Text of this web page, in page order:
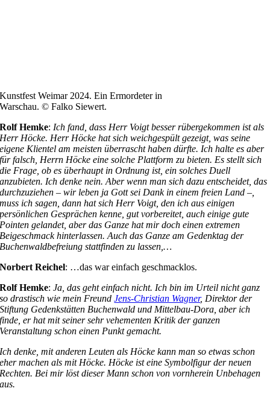
Kunstfest Weimar 2024. Ein Ermordeter in
Warschau. © Falko Siewert.
Rolf Hemke: Ich fand, dass Herr Voigt besser rübergekommen ist als
Herr Höcke. Herr Höcke hat sich weichgespült gezeigt, was seine
eigene Klientel am meisten überrascht haben dürfte. Ich halte es aber
für falsch, Herrn Höcke eine solche Plattform zu bieten. Es stellt sich
die Frage, ob es überhaupt in Ordnung ist, ein solches Duell
anzubieten. Ich denke nein. Aber wenn man sich dazu entscheidet, das
durchzuziehen – wir leben ja Gott sei Dank in einem freien Land –,
muss ich sagen, dann hat sich Herr Voigt, den ich aus einigen
persönlichen Gesprächen kenne, gut vorbereitet, auch einige gute
Pointen gelandet, aber das Ganze hat mir doch einen extremen
Beigeschmack hinterlassen. Auch das Ganze am Gedenktag der
Buchenwaldbefreiung stattfinden zu lassen,…
Norbert Reichel: …das war einfach geschmacklos.
Rolf Hemke:Ja, das geht einfach nicht. Ich bin im Urteil nicht ganz
so drastisch wie mein FreundJens-Christian Wagner, Direktor der
Stiftung Gedenkstätten Buchenwald und Mittelbau-Dora, aber ich
finde, er hat mit seiner sehr vehementen Kritik der ganzen
Veranstaltung schon einen Punkt gemacht.
Ich denke, mit anderen Leuten als Höcke kann man so etwas schon
eher machen als mit Höcke. Höcke ist eine Symbolfigur der neuen
Rechten. Bei mir löst dieser Mann schon von vornherein Unbehagen
aus.